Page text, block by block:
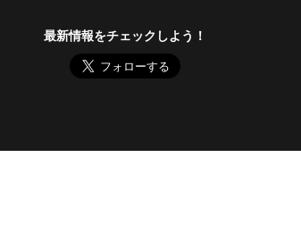
最新情報をチェックしよう！